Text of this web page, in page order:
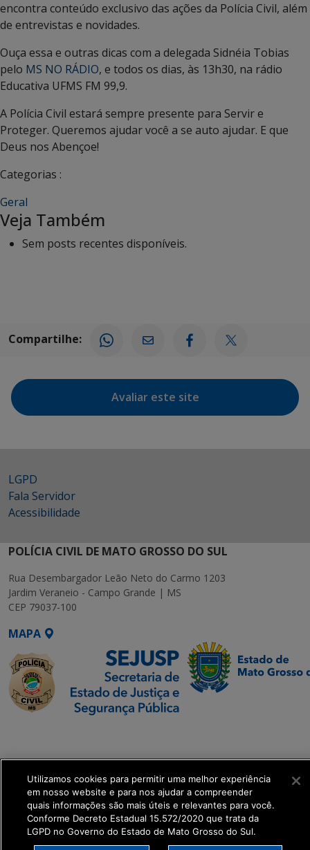
encontra conteúdo exclusivo das ações da Polícia Civil, além
de entrevistas e novidades.
Ouça essa e outras dicas com a delegada Sidnéia Tobias
pelo MS NO RÁDIO, e todos os dias, às 13h30, na rádio
Educativa UFMS FM 99,9.
A Polícia Civil estará sempre presente para Servir e
Proteger. Queremos ajudar você a se auto ajudar. E que
Deus nos Abençoe!
Categorias :
Geral
Veja Também
Sem posts recentes disponíveis.
Compartilhe:
Avaliar este site
LGPD
Fala Servidor
Acessibilidade
POLÍCIA CIVIL DE MATO GROSSO DO SUL
Rua Desembargador Leão Neto do Carmo 1203
Jardim Veraneio - Campo Grande | MS
CEP 79037-100
MAPA
get_footer();
Utilizamos cookies para permitir uma melhor experiência
em nosso website e para nos ajudar a compreender
quais informações são mais úteis e relevantes para você.
Conforme Decreto Estadual 15.572/2020 que trata da
LGPD no Governo do Estado de Mato Grosso do Sul.